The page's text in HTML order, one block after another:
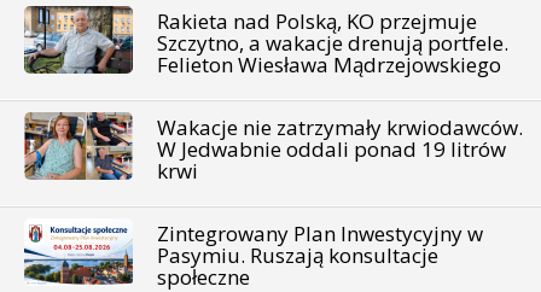
Rakieta nad Polską, KO przejmuje
Szczytno, a wakacje drenują portfele.
Felieton Wiesława Mądrzejowskiego
Wakacje nie zatrzymały krwiodawców.
W Jedwabnie oddali ponad 19 litrów
krwi
Zintegrowany Plan Inwestycyjny w
Pasymiu. Ruszają konsultacje
społeczne